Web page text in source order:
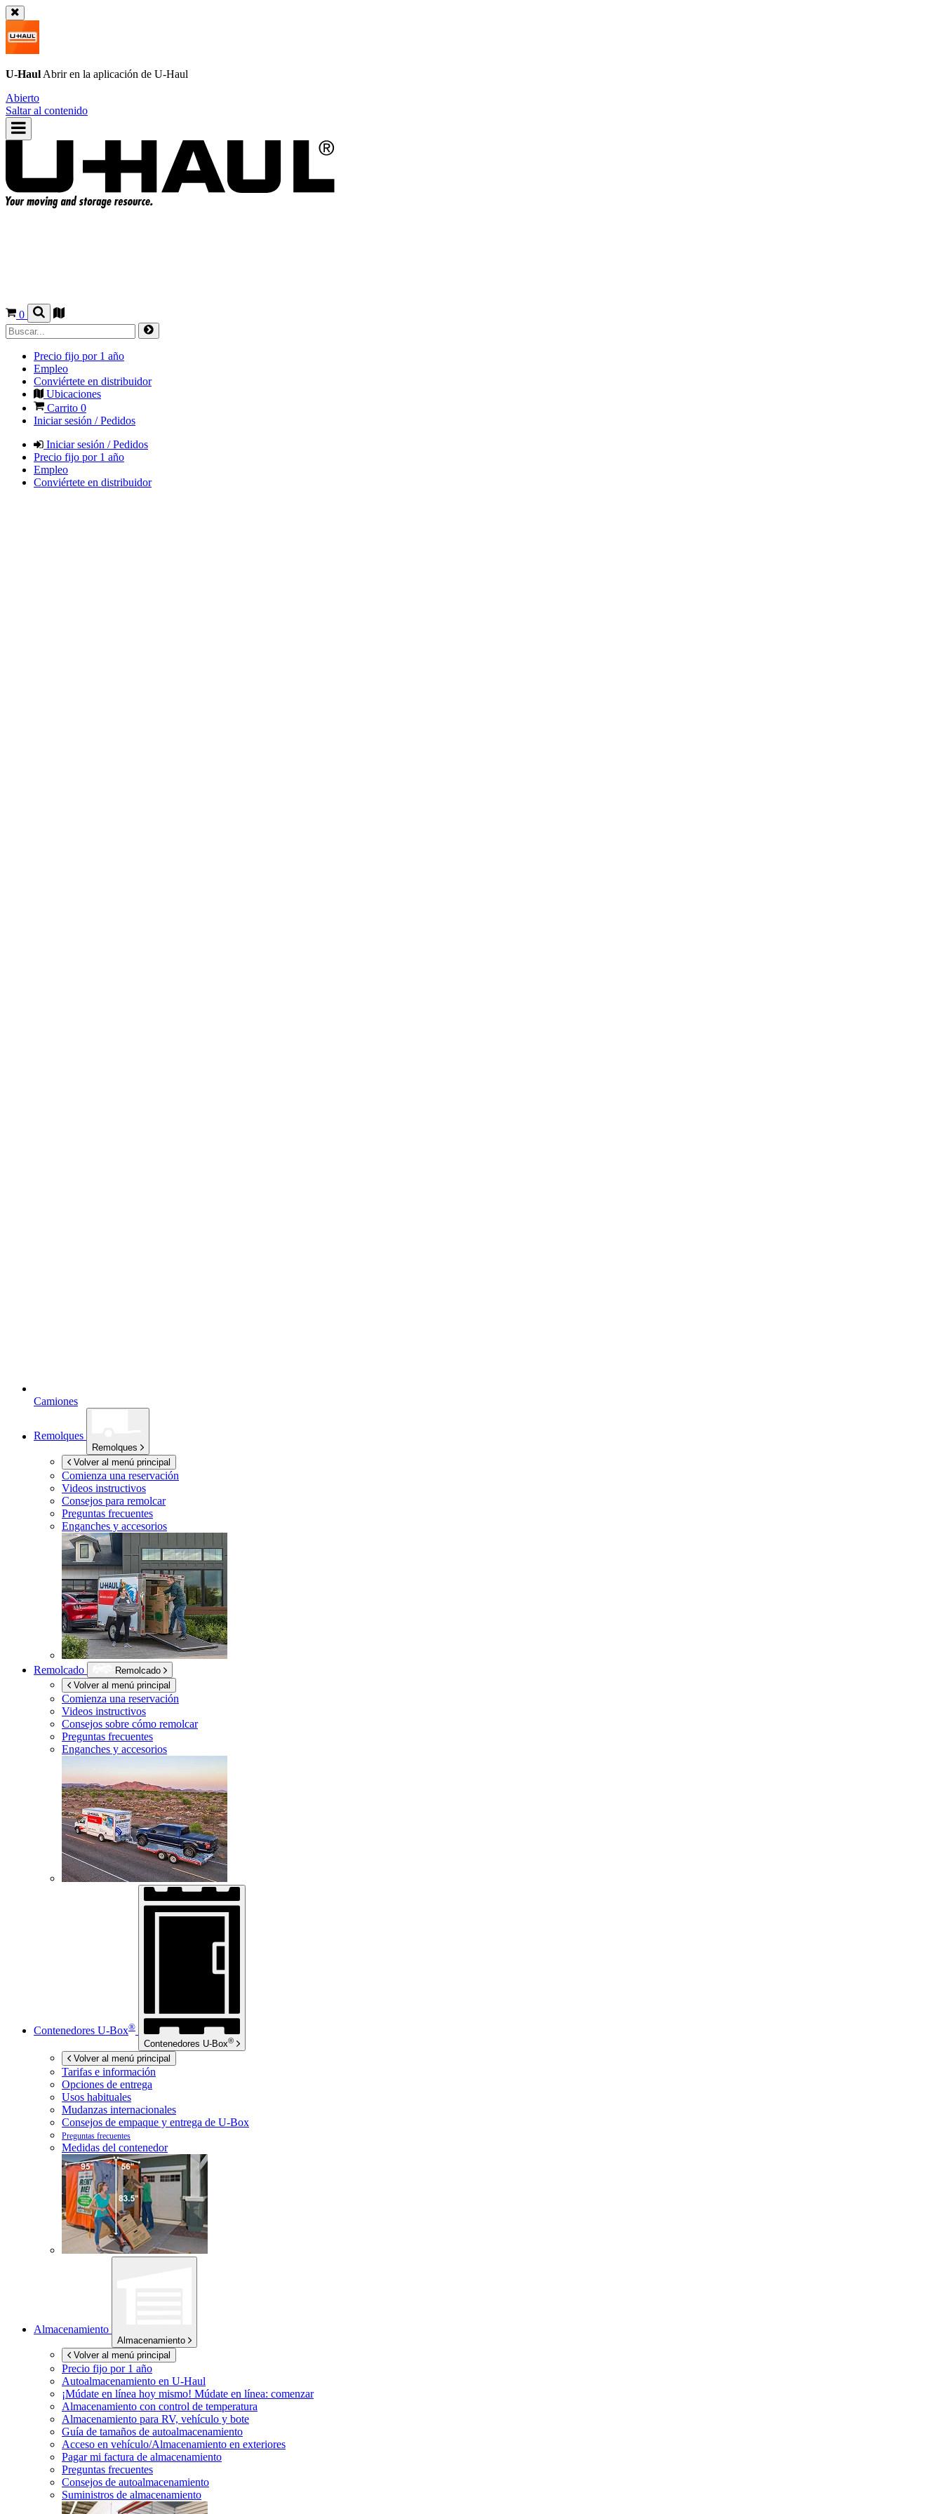
U-Haul Abrir en la aplicación de U-Haul
Abierto
Saltar al contenido
0
Precio fijo por 1 año
Empleo
Conviértete en distribuidor
Ubicaciones
Carrito 0
Iniciar sesión / Pedidos
Iniciar sesión / Pedidos
Precio fijo por 1 año
Empleo
Conviértete en distribuidor
Camiones
Remolques
Remolques
Volver al menú principal
Comienza una reservación
Videos instructivos
Consejos para remolcar
Preguntas frecuentes
Enganches y accesorios
Remolcado
Remolcado
Volver al menú principal
Comienza una reservación
Videos instructivos
Consejos sobre cómo remolcar
Preguntas frecuentes
Enganches y accesorios
Contenedores U-Box®
Contenedores U-Box®
Volver al menú principal
Tarifas e información
Opciones de entrega
Usos habituales
Mudanzas internacionales
Consejos de empaque y entrega de U-Box
Preguntas frecuentes
Medidas del contenedor
Almacenamiento
Almacenamiento
Volver al menú principal
Precio fijo por 1 año
Autoalmacenamiento en U-Haul
¡Múdate en línea hoy mismo! Múdate en línea: comenzar
Almacenamiento con control de temperatura
Almacenamiento para RV, vehículo y bote
Guía de tamaños de autoalmacenamiento
Acceso en vehículo/Almacenamiento en exteriores
Pagar mi factura de almacenamiento
Preguntas frecuentes
Consejos de autoalmacenamiento
Suministros de almacenamiento